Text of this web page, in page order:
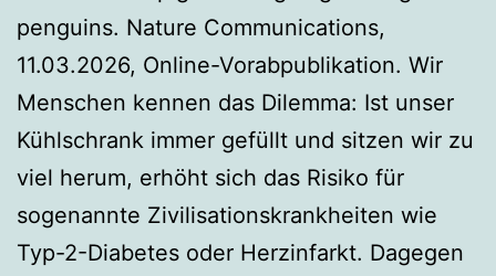
penguins. Nature Communications,
11.03.2026, Online-Vorabpublikation. Wir
Menschen kennen das Dilemma: Ist unser
Kühlschrank immer gefüllt und sitzen wir zu
viel herum, erhöht sich das Risiko für
sogenannte Zivilisationskrankheiten wie
Typ-2-Diabetes oder Herzinfarkt. Dagegen